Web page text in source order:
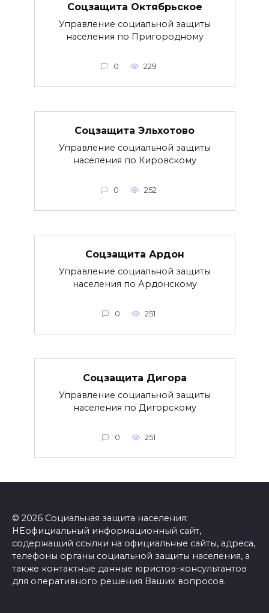
Соцзащита Октябрьское
Управление социальной защиты
населения по Пригородному
0 229
Соцзащита Эльхотово
Управление социальной защиты
населения по Кировскому
0 252
Соцзащита Ардон
Управление социальной защиты
населения по Ардонскому
0 251
Соцзащита Дигора
Управление социальной защиты
населения по Дигорскому
0 251
© 2026 Социальная защита населения:
НЕофициальный информационный сайт,
содержащий ссылки на официальные сайты, адреса,
телефоны органы социальной защиты населения, а
также контактные данные юристов-консультантов
для оперативного решения Ваших вопросов.